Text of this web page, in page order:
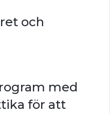
och
med
för att